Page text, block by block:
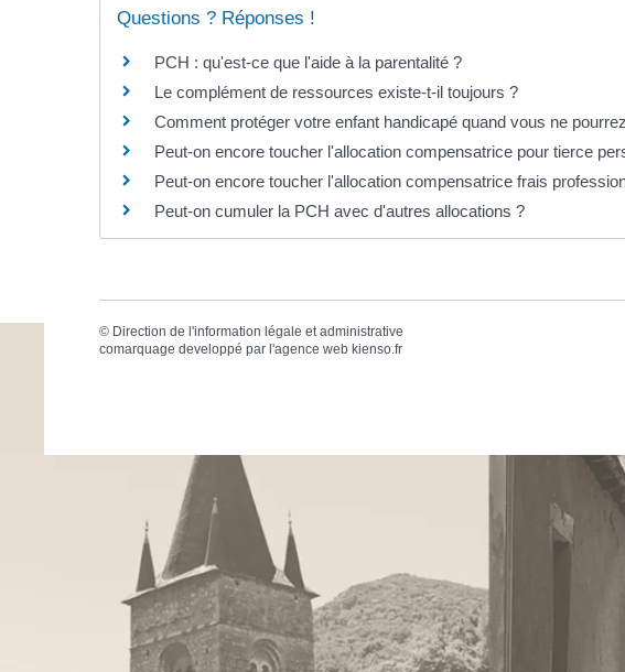
Questions ? Réponses !
PCH : qu'est-ce que l'aide à la parentalité ?
Le complément de ressources existe-t-il toujours ?
Comment protéger votre enfant handicapé quand vous ne
Peut-on encore toucher l'allocation compensatrice pour tierce
Peut-on encore toucher l'allocation compensatrice frais
Peut-on cumuler la PCH avec d'autres allocations ?
© Direction de l'information légale et administrative
comarquage developpé par l'agence web kienso.fr